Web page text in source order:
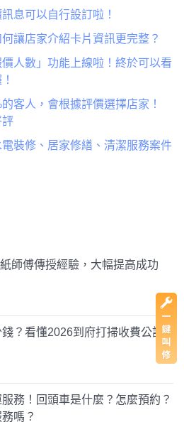
息可以自行設訂啦！
何讓店家介紹卡片資訊更完整？
人數」功能上線啦！終於可以看
客人，會根據評價選擇店家！
評
裝修、居家修繕、清潔服務案件
師傅傳授經驗，大幅提高成功
？看懂2026到府打掃收費公訂
務！回頭車是什麼？怎麼預約？
嗎？